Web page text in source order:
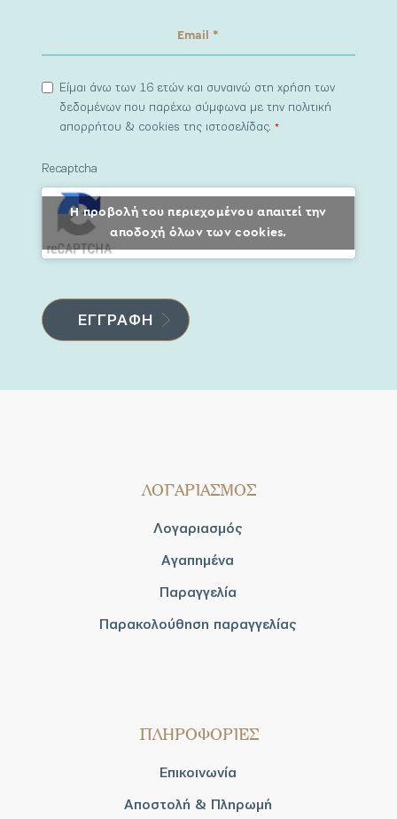
Είμαι άνω των 16 ετών και συναινώ στη χρήση των
δεδομένων που παρέχω σύμφωνα με την πολιτική
απορρήτου & cookies της ιστοσελίδας.*
Recaptcha
Η προβολή του περιεχομένου απαιτεί την
αποδοχή όλων των cookies.
ΛΟΓΑΡΙΑΣΜΟΣ
Λογαριασμός
Αγαπημένα
Παραγγελία
Παρακολούθηση παραγγελίας
ΠΛΗΡΟΦΟΡΙΕΣ
Επικοινωνία
Αποστολή & Πληρωμή